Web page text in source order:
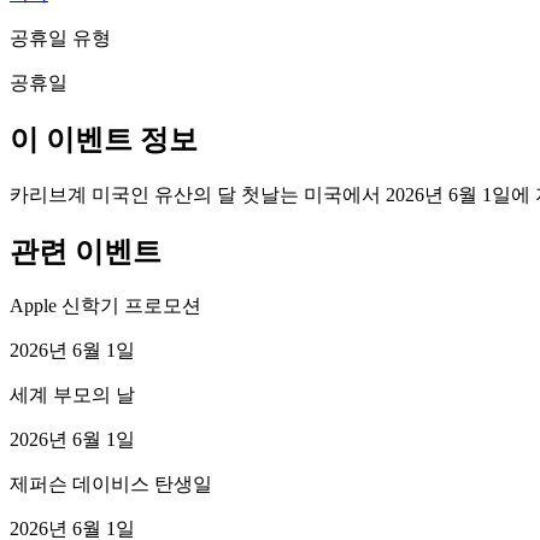
공휴일 유형
공휴일
이 이벤트 정보
카리브계 미국인 유산의 달 첫날는 미국에서 2026년 6월 1일에
관련 이벤트
Apple 신학기 프로모션
2026년 6월 1일
세계 부모의 날
2026년 6월 1일
제퍼슨 데이비스 탄생일
2026년 6월 1일